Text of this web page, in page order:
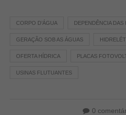
CORPO D’ÁGUA DEPENDÊNCIA DAS
GERAÇÃO SOB AS ÁGUAS
OFERTA HÍDRICA PLACAS
USINAS FLUTUANTES
0